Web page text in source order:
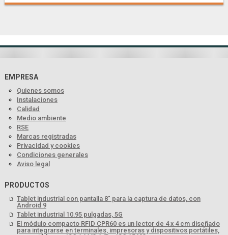
EMPRESA
Quienes somos
Instalaciones
Calidad
Medio ambiente
RSE
Marcas registradas
Privacidad y cookies
Condiciones generales
Aviso legal
PRODUCTOS
Tablet industrial con pantalla 8" para la captura de datos, con
Android 9
Tablet industrial 10.95 pulgadas, 5G
El módulo compacto RFID CPR60 es un lector de 4 x 4 cm diseñado
para integrarse en terminales, impresoras y dispositivos portátiles,